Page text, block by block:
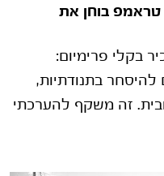
טראמפ בוחן את
בקלי פרימיום:
בתנודתיות,
זה משקף להערכתי